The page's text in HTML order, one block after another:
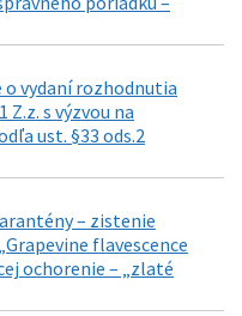
o vydaní rozhodnutia
Z.z. s výzvou na
ust. §33 ods.2
– zistenie
flavescence
ochorenie – „zlaté